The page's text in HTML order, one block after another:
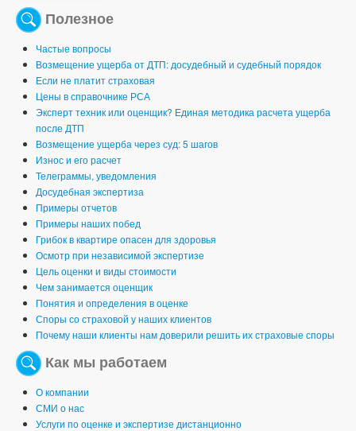
Полезное
Частые вопросы
Возмещение ущерба от ДТП: досудебный и судебный порядок
Если не платит страховая
Цены в справочнике РСА
Эксперт техник или оценщик? Единая методика расчета ущерба
после ДТП
Возмещение ущерба через суд: 5 шагов
Износ и его расчет
Телеграммы, уведомления
Досудебная экспертиза
Примеры отчетов
Примеры наших побед
Грибок в квартире опасен для здоровья
Осмотр при независимой экспертизе
Цель оценки и виды стоимости
Чем занимается оценщик
Понятия и определения в оценке
Споры со страховой у наших клиентов
Почему наши клиенты нам доверили решить их страховые споры
Как мы работаем
О компании
СМИ о нас
Услуги по оценке и экспертизе дистанционно